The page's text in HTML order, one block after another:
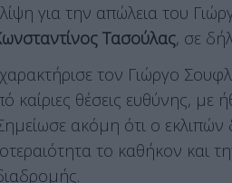
για την απώλεια του
Τασούλας, σε
τον Γιώργο
καίριες θέσεις ευθύνης, με
ακόμη ότι ο εκλιπών
το καθήκον και